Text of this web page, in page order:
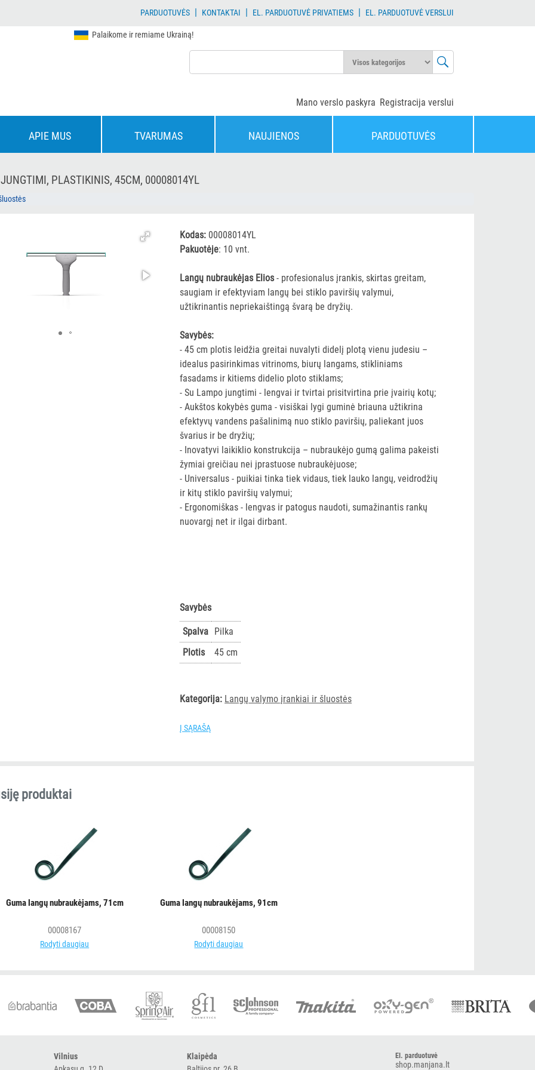
PARDUOTUVĖS| KONTAKTAI | EL. PARDUOTUVĖ PRIVATIEMS| EL. PARDUOTUVĖ VERSLUI
Palaikome ir remiame Ukrainą!
Registracija verslui
Mano verslo paskyra
APIE MUS TVARUMAS NAUJIENOS PARDUOTUVĖS
PLASTIKINIS, 45CM, 00008014YL
Kodas: 00008014YL
Pakuotėje: 10 vnt.
Langų nubraukėjas Elios - profesionalus įrankis, skirtas greitam,
saugiam ir efektyviam langų bei stiklo paviršių valymui,
užtikrinantis nepriekaištingą švarą be dryžių.
Savybės:
- 45 cm plotis leidžia greitai nuvalyti didelį plotą vienu judesiu –
idealus pasirinkimas vitrinoms, biurų langams, stikliniams
fasadams ir kitiems didelio ploto stiklams;
- Su Lampo jungtimi - lengvai ir tvirtai prisitvirtina prie įvairių kotų;
- Aukštos kokybės guma - visiškai lygi guminė briauna užtikrina
efektyvų vandens pašalinimą nuo stiklo paviršių, paliekant juos
švarius ir be dryžių;
- Inovatyvi laikiklio konstrukcija – nubraukėjo gumą galima pakeisti
žymiai greičiau nei įprastuose nubraukėjuose;
- Universalus - puikiai tinka tiek vidaus, tiek lauko langų, veidrodžių
ir kitų stiklo paviršių valymui;
- Ergonomiškas - lengvas ir patogus naudoti, sumažinantis rankų
nuovargį net ir ilgai dirbant.
Savybės
Spalva Pilka
Plotis
45 cm
Kategorija: Langų valymo įrankiai ir šluostės
Į SĄRAŠĄ
produktai
Guma langų nubraukėjams, 71cm
00008167
Rodyti daugiau
Guma langų nubraukėjams, 91cm
00008150
Rodyti daugiau
Vilnius
Klaipėda
El. parduotuvė
shop.manjana.lt